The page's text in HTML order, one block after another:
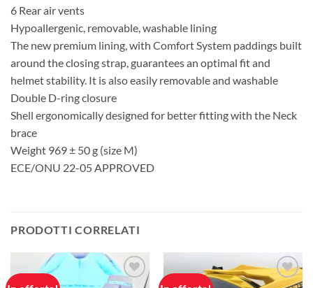
6 Rear air vents
Hypoallergenic, removable, washable lining
The new premium lining, with Comfort System paddings built
around the closing strap, guarantees an optimal fit and
helmet stability. It is also easily removable and washable
Double D-ring closure
Shell ergonomically designed for better fitting with the Neck
brace
Weight 969 ± 50 g (size M)
ECE/ONU 22-05 APPROVED
PRODOTTI CORRELATI